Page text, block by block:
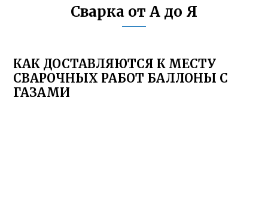
Сварка от А до Я
КАК ДОСТАВЛЯЮТСЯ К МЕСТУ
СВАРОЧНЫХ РАБОТ БАЛЛОНЫ С
ГАЗАМИ